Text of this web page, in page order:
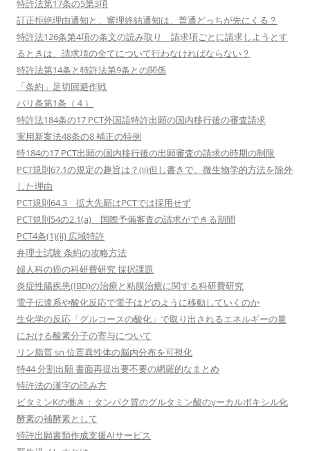
特許法第17条の5第3項
訂正拒絶理由通知と、審理終結通知は、普通どっちが先にくる？
特許法126条第4項の条文の読み取り 請求項ごとに請求しようとす
るときは、請求項の全てについて行わなければならない？
特許法第14条と特許法第9条との関係
「条約」足切回避作戦
パリ条第1条（４）
特許法184条の17 PCT外国語特許出願の国内移行後の審査請求
実用新案法48条の8 補正の特例
特184の17 PCT出願の国内移行後の出願審査の請求の時期の制限
PCT規則67.1の規定の趣旨は？(ii)但し書きで、微生物学的方法を除外
した理由
PCT規則64.3 拡大先願はPCTでは採用せず
PCT規則54の2.1(a) 国際予備審査の請求ができる期間
PCT4条(1)(ii) 広域特許
弁理士試験 条約の攻略方法
婦人科の癌の科研費研究 採択課題
炎症性腸疾患(IBD)の治療と粘膜治癒に関する科研費研究
電子伝達系や酸化反応で電子はどのように移動していくのか
生化学の反応「グルコースの酸化」で取り出されるエネルギーの量
における酸素分子の寄与について
リン脂質 sn 位置異性体の脳内分布を可視化
特44 分割出願 書面再提出要不要の網羅的なまとめ
特許法の漢字の読み方
ビタミンKの働き：タンパク質のグルタミン酸のγーカルボキシル化
酵素の補酵素として
特許出願書類作成支援AIサービス